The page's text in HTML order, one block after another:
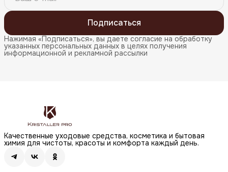
Подписаться
Нажимая «Подписаться», вы даете согласие на обработку
указанных персональных данных в целях получения
информационной и рекламной рассылки
Качественные уходовые средства, косметика и бытовая
химия для чистоты, красоты и комфорта каждый день.